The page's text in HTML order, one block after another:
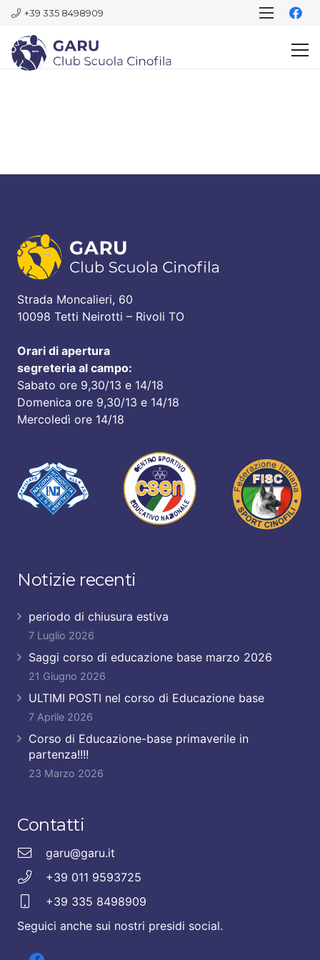
+39 335 8498909
Strada Moncalieri, 60
10098 Tetti Neirotti – Rivoli TO
Orari di apertura
segreteria al campo:
Sabato ore 9,30/13 e 14/18
Domenica ore 9,30/13 e 14/18
Mercoledì ore 14/18
Notizie recenti
periodo di chiusura estiva
7 Luglio 2026
Saggi corso di educazione base marzo 2026
21 Giugno 2026
ULTIMI POSTI nel corso di Educazione base
7 Aprile 2026
Corso di Educazione-base primaverile in
partenza!!!!
23 Marzo 2026
Contatti
garu@garu.it
+39 011 9593725
+39 335 8498909
Seguici anche sui nostri presidi social.